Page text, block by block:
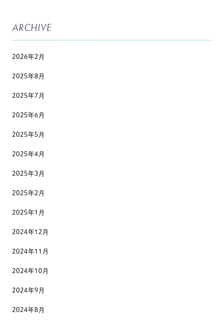
ARCHIVE
2026年2月
2025年8月
2025年7月
2025年6月
2025年5月
2025年4月
2025年3月
2025年2月
2025年1月
2024年12月
2024年11月
2024年10月
2024年9月
2024年8月